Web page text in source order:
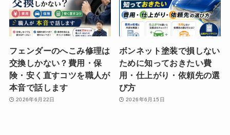
フェンダーのへこみ修理は
交換しかない？費用・保
険・安く直すコツを職人が
本音で話します
2026年6月22日
ボンネット塗装で損しない
ために知っておきたい費
用・仕上がり・依頼先の選
び方
2026年6月15日